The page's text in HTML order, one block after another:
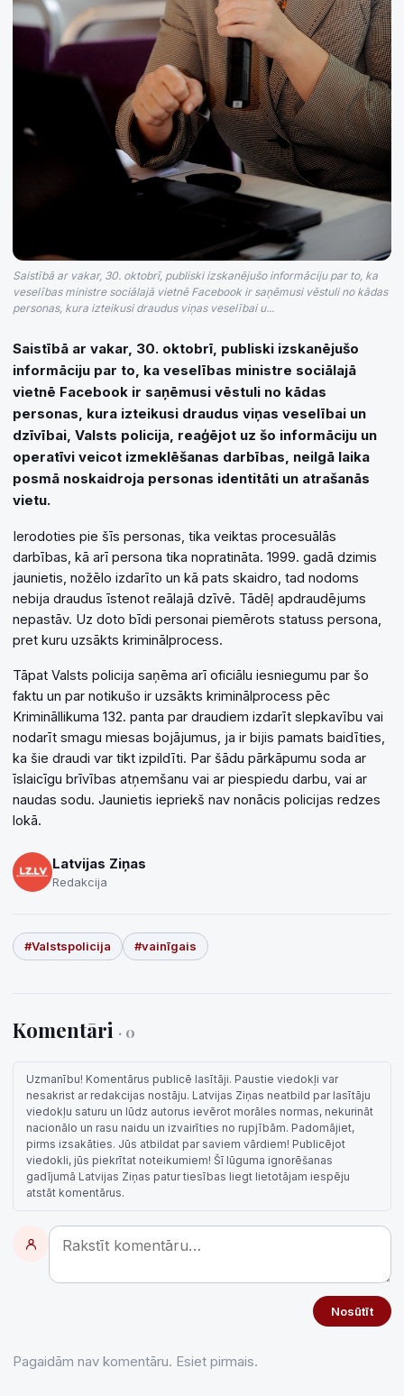
Saistībā ar vakar, 30. oktobrī, publiski izskanējušo informāciju par to, ka
veselības ministre sociālajā vietnē Facebook ir saņēmusi vēstuli no kādas
personas, kura izteikusi draudus viņas veselībai u...
Saistībā ar vakar, 30. oktobrī, publiski izskanējušo
informāciju par to, ka veselības ministre sociālajā
vietnē Facebook ir saņēmusi vēstuli no kādas
personas, kura izteikusi draudus viņas veselībai un
dzīvībai, Valsts policija, reaģējot uz šo informāciju un
operatīvi veicot izmeklēšanas darbības, neilgā laika
posmā noskaidroja personas identitāti un atrašanās
vietu.
Ierodoties pie šīs personas, tika veiktas procesuālās
darbības, kā arī persona tika nopratināta. 1999. gadā dzimis
jaunietis, nožēlo izdarīto un kā pats skaidro, tad nodoms
nebija draudus īstenot reālajā dzīvē. Tādēļ apdraudējums
nepastāv. Uz doto bīdi personai piemērots statuss persona,
pret kuru uzsākts kriminālprocess.
Tāpat Valsts policija saņēma arī oficiālu iesniegumu par šo
faktu un par notikušo ir uzsākts kriminālprocess pēc
Krimināllikuma 132. panta par draudiem izdarīt slepkavību vai
nodarīt smagu miesas bojājumus, ja ir bijis pamats baidīties,
ka šie draudi var tikt izpildīti. Par šādu pārkāpumu soda ar
īslaicīgu brīvības atņemšanu vai ar piespiedu darbu, vai ar
naudas sodu. Jaunietis iepriekš nav nonācis policijas redzes
lokā.
Latvijas Ziņas
Redakcija
#Valstspolicija #vainīgais
Komentāri · 0
Uzmanību! Komentārus publicē lasītāji. Paustie viedokļi var
nesakrist ar redakcijas nostāju. Latvijas Ziņas neatbild par lasītāju
viedokļu saturu un lūdz autorus ievērot morāles normas, nekurināt
nacionālo un rasu naidu un izvairīties no rupjībām. Padomājiet,
pirms izsakāties. Jūs atbildat par saviem vārdiem! Publicējot
viedokli, jūs piekrītat noteikumiem! Šī lūguma ignorēšanas
gadījumā Latvijas Ziņas patur tiesības liegt lietotājam iespēju
atstāt komentārus.
Nosūtīt
Pagaidām nav komentāru. Esiet pirmais.